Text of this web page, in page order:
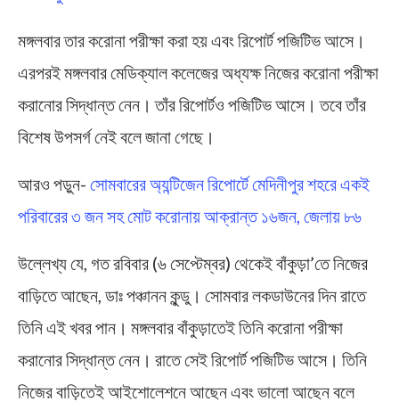
মঙ্গলবার তার করোনা পরীক্ষা করা হয় এবং রিপোর্ট পজিটিভ আসে।
এরপরই মঙ্গলবার মেডিক্যাল কলেজের অধ্যক্ষ নিজের করোনা পরীক্ষা
করানোর সিদ্ধান্ত নেন। তাঁর রিপোর্টও পজিটিভ আসে। তবে তাঁর
বিশেষ উপসর্গ নেই বলে জানা গেছে।
আরও পড়ুন- সোমবারের অ্যন্টিজেন রিপোর্টে মেদিনীপুর শহরে একই
পরিবারের ৩ জন সহ মোট করোনায় আক্রান্ত ১৬জন, জেলায় ৮৬
উল্লেখ্য যে, গত রবিবার (৬ সেপ্টেম্বর) থেকেই বাঁকুড়া’তে নিজের
বাড়িতে আছেন, ডাঃ পঞ্চানন কুন্ডু। সোমবার লকডাউনের দিন রাতে
তিনি এই খবর পান। মঙ্গলবার বাঁকুড়াতেই তিনি করোনা পরীক্ষা
করানোর সিদ্ধান্ত নেন। রাতে সেই রিপোর্ট পজিটিভ আসে। তিনি
নিজের বাড়িতেই আইশোলেশনে আছেন এবং ভালো আছেন বলে